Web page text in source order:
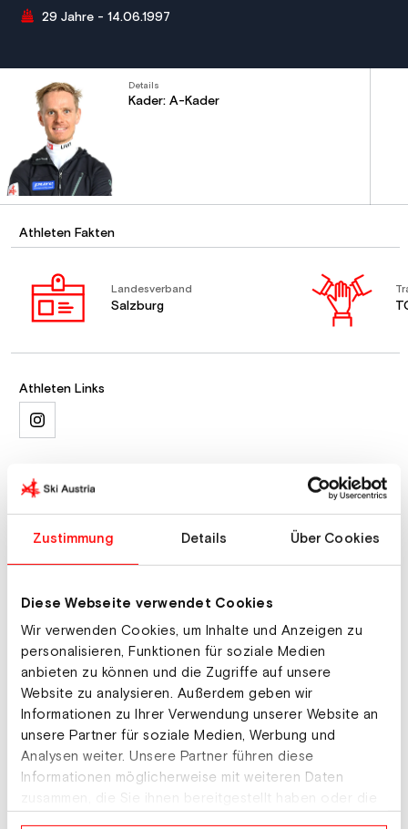
Zustimmung Details Über Cookies
Diese Webseite verwendet Cookies
Wir verwenden Cookies, um Inhalte und Anzeigen zu
personalisieren, Funktionen für soziale Medien
anbieten zu können und die Zugriffe auf unsere
Website zu analysieren. Außerdem geben wir
Informationen zu Ihrer Verwendung unserer Website an
unsere Partner für soziale Medien, Werbung und
Analysen weiter. Unsere Partner führen diese
Informationen möglicherweise mit weiteren Daten
zusammen, die Sie ihnen bereitgestellt haben oder die
29 Jahre - 14.06.1997
Details
Kader: A-Kader
Athleten Fakten
Landesverband
Salzburg
Athleten Links
Ausrüster & Sponsoren
Ski: Hagan
Schuhe: Dynafit
Brille: PopEyes
Helm: Camp
Hobbies
Sportliche Aktivität, Lesen;